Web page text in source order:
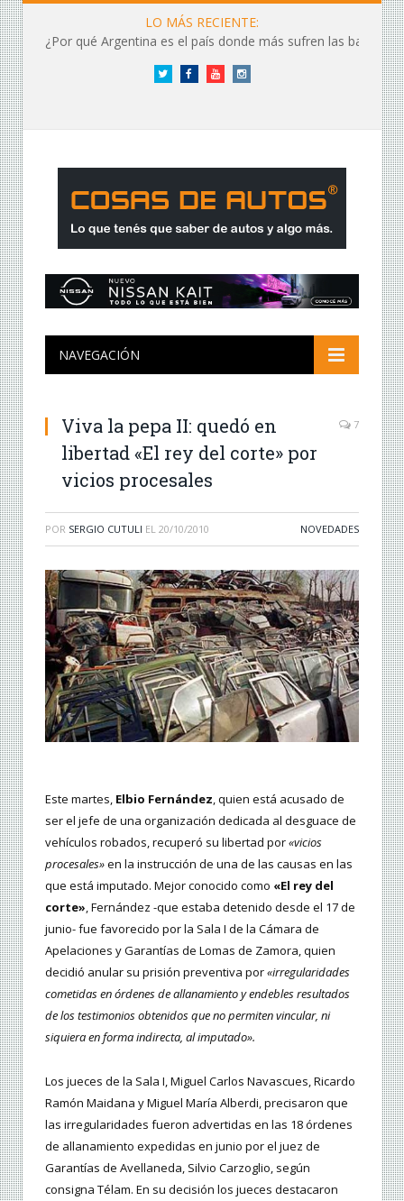
LO MÁS RECIENTE:
¿Por qué Argentina es el país donde más sufren las baterías?
Twitter FacebookYouTubeInstagram
NAVEGACIÓN
Viva la pepa II: quedó en
libertad «El rey del corte» por
vicios procesales
7
POR SERGIO CUTULI EL 20/10/2010 NOVEDADES
Este martes, Elbio Fernández, quien está acusado de
ser el jefe de una organización dedicada al desguace de
vehículos robados, recuperó su libertad por«vicios
procesales»en la instrucción de una de las causas en las
que está imputado. Mejor conocido como «El rey del
corte», Fernández -que estaba detenido desde el 17 de
junio- fue favorecido por la Sala I de la Cámara de
Apelaciones y Garantías de Lomas de Zamora, quien
decidió anular su prisión preventiva por«irregularidades
cometidas en órdenes de allanamiento y endebles resultados
de los testimonios obtenidos que no permiten vincular, ni
siquiera en forma indirecta, al imputado».
Los jueces de la Sala I, Miguel Carlos Navascues, Ricardo
Ramón Maidana y Miguel María Alberdi, precisaron que
las irregularidades fueron advertidas en las 18 órdenes
de allanamiento expedidas en junio por el juez de
Garantías de Avellaneda, Silvio Carzoglio, según
consigna Télam. En su decisión los jueces destacaron